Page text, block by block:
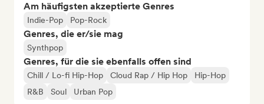
Am häufigsten akzeptierte Genres
Indie-Pop Pop-Rock
Genres, die er/sie mag
Synthpop
Genres, für die sie ebenfalls offen sind
Chill / Lo-fi Hip-Hop Cloud Rap / Hip Hop
Hip-Hop
R&B
Soul Urban Pop